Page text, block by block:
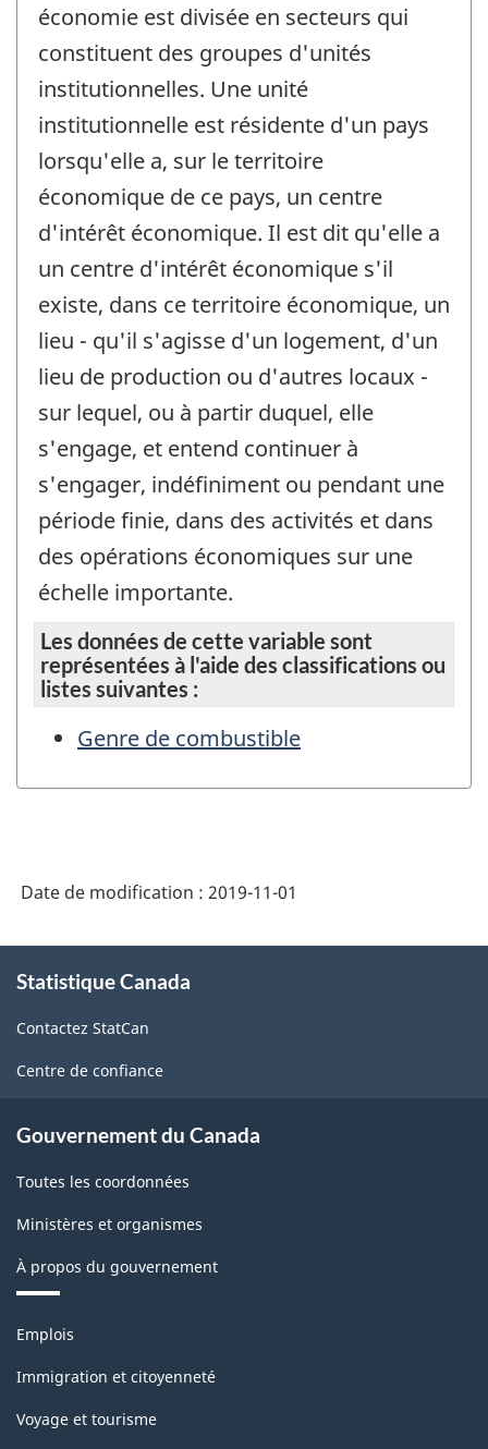
économie est divisée en secteurs qui
constituent des groupes d'unités
institutionnelles. Une unité
institutionnelle est résidente d'un pays
lorsqu'elle a, sur le territoire
économique de ce pays, un centre
d'intérêt économique. Il est dit qu'elle a
un centre d'intérêt économique s'il
existe, dans ce territoire économique, un
lieu - qu'il s'agisse d'un logement, d'un
lieu de production ou d'autres locaux -
sur lequel, ou à partir duquel, elle
s'engage, et entend continuer à
s'engager, indéfiniment ou pendant une
période finie, dans des activités et dans
des opérations économiques sur une
échelle importante.
Les données de cette variable sont
représentées à l'aide des classifications ou
listes suivantes :
Genre de combustible
Date de modification : 2019-11-01
propos
ce
site
Statistique Canada
Contactez StatCan
Centre de confiance
Gouvernement du Canada
Toutes les coordonnées
Ministères et organismes
À propos du gouvernement
Thèmes
sujets
Emplois
Immigration et citoyenneté
Voyage et tourisme